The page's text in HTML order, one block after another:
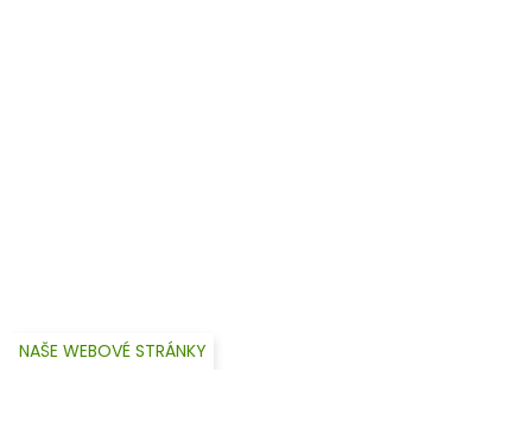
NAŠE WEBOVÉ STRÁNKY